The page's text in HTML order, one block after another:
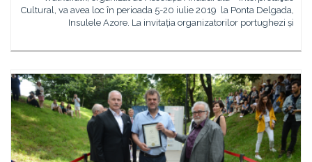
Cultural, va avea loc în perioada 5-20 iulie 2019 la Ponta Delgada,
Insulele Azore. La invitația organizatorilor portughezi și